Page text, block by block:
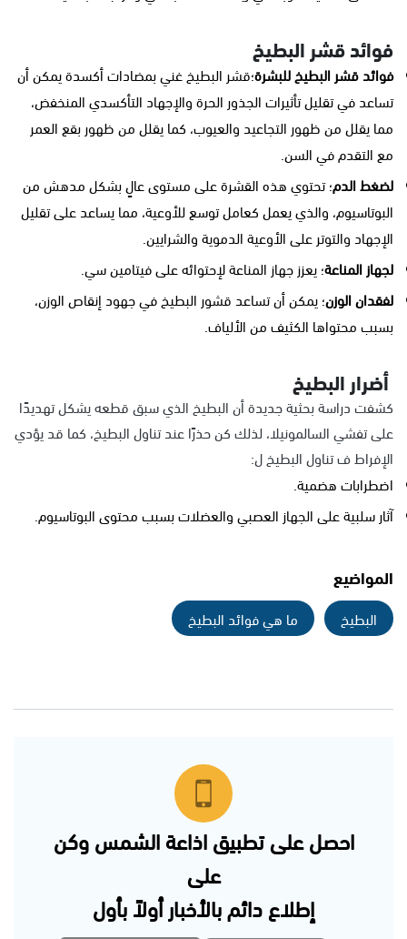
فوائد قشر البطيخ
فوائد قشر البطيخ للبشرة؛قشر البطيخ غني بمضادات أكسدة يمكن أن
تساعد في تقليل تأثيرات الجذور الحرة والإجهاد التأكسدي المنخفض،
مما يقلل من ظهور التجاعيد والعيوب، كما يقلل من ظهور بقع العمر
مع التقدم في السن.
لضغط الدم؛ تحتوي هذه القشرة على مستوى عالٍ بشكل مدهش من
البوتاسيوم، والذي يعمل كعامل توسع للأوعية، مما يساعد على تقليل
الإجهاد والتوتر على الأوعية الدموية والشرايين.
لجهاز المناعة؛ يعزز جهاز المناعة لإحتوائه على فيتامين سي.
لفقدان الوزن؛ يمكن أن تساعد قشور البطيخ في جهود إنقاص الوزن،
بسبب محتواها الكثيف من الألياف.
أضرار البطيخ
كشفت دراسة بحثية جديدة أن البطيخ الذي سبق قطعه يشكل تهديدًا
على تفشي السالمونيلا، لذلك كن حذرًا عند تناول البطيخ، كما قد يؤدي
الإفراط ف تناول البطيخ ل:
اضطرابات هضمية.
آثار سلبية على الجهاز العصبي والعضلات بسبب محتوى البوتاسيوم.
المواضيع
البطيخ ما هي فوائد البطيخ
احصل على تطبيق اذاعة الشمس وكن
على
إطلاع دائم بالأخبار أولاً بأول